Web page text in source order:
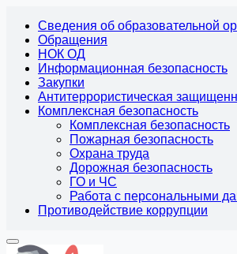
Сведения об образовательной
Обращения
НОК ОД
Информационная безопасность
Закупки
Антитеррористическая
Комплексная безопасность
Комплексная безопасность
Пожарная безопасность
Охрана труда
Дорожная безопасность
ГО и ЧС
Работа с персональными
Противодействие коррупции